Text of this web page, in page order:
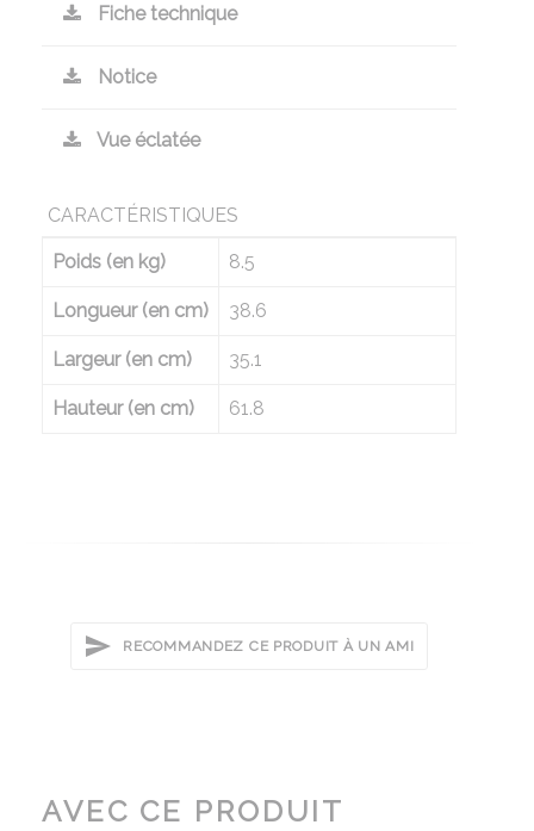
Fiche technique
Notice
Vue éclatée
CARACTÉRISTIQUES
Poids (en kg) 8.5
Longueur (en cm) 38.6
Largeur (en cm) 35.1
Hauteur (en cm) 61.8
RECOMMANDEZ CE PRODUIT À UN AMI
AVEC CE PRODUIT